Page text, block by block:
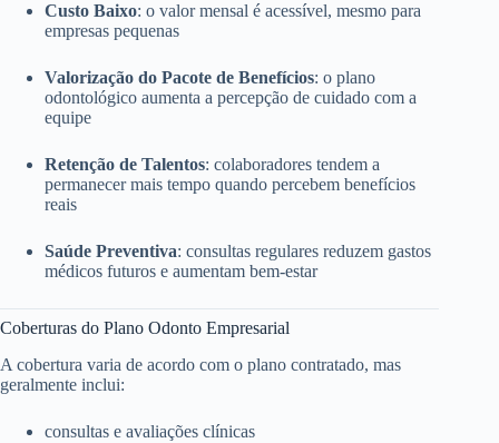
Custo Baixo: o valor mensal é acessível, mesmo para
empresas pequenas
Valorização do Pacote de Benefícios: o plano
odontológico aumenta a percepção de cuidado com a
equipe
Retenção de Talentos: colaboradores tendem a
permanecer mais tempo quando percebem benefícios
reais
Saúde Preventiva: consultas regulares reduzem gastos
médicos futuros e aumentam bem-estar
Coberturas do Plano Odonto Empresarial
A cobertura varia de acordo com o plano contratado, mas
geralmente inclui:
consultas e avaliações clínicas